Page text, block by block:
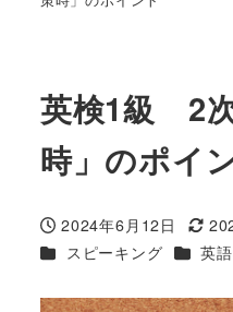
英検1級 2
時」のポイ
投稿日
2024年6月12日
更新
カテゴリー
スピーキング カテゴ
英